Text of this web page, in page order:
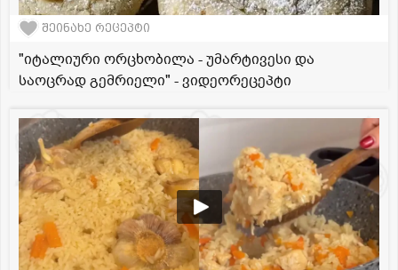
შეინახე რეცეპტი
"იტალიური ორცხობილა - უმარტივესი და
საოცრად გემრიელი" - ვიდეორეცეპტი